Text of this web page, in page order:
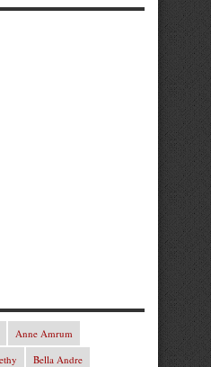
Anne Amrum
Bella Andre